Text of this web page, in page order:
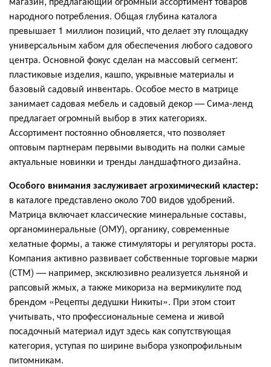
народного потребления. Общая глубина каталога
превышает 1 миллион позиций, что делает эту площадку
универсальным хабом для обеспечения любого садового
центра. Основной фокус сделан на массовый сегмент:
пластиковые изделия, кашпо, укрывные материалы и
базовый садовый инвентарь. Особое место в матрице
занимает садовая мебель и садовый декор — Сима-ленд
предлагает огромный выбор в этих категориях.
Ассортимент постоянно обновляется, что позволяет
оптовым партнерам первыми выводить на полки самые
актуальные новинки и тренды ландшафтного дизайна.
Особого внимания заслуживает агрохимический кластер:
в каталоге представлено около 700 видов удобрений.
Матрица включает классические минеральные составы,
органоминеральные (ОМУ), органику, современные
хелатные формы, а также стимуляторы и регуляторы роста.
Компания активно развивает собственные торговые марки
(СТМ) — например, эксклюзивно реализуется льняной и
рапсовый жмых, а также микориза на вермикулите под
брендом «Рецепты дедушки Никиты». При этом стоит
учитывать, что профессиональные семена и живой
посадочный материал идут здесь как сопутствующая
категория, уступая по ширине выбора узкопрофильным
питомникам.